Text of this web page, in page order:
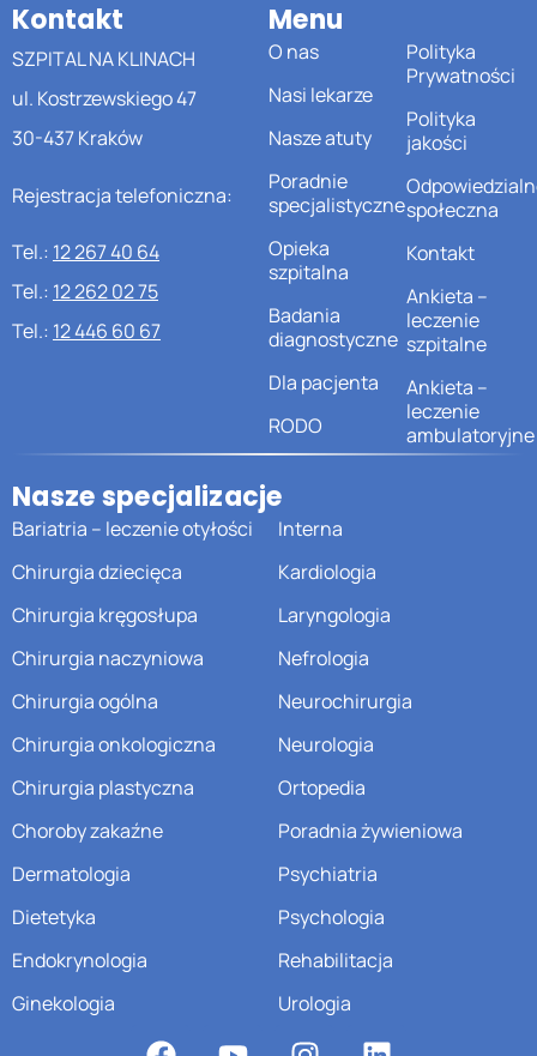
Kontakt
SZPITAL NA KLINACH
ul. Kostrzewskiego 47
30-437 Kraków
Rejestracja telefoniczna:
Tel.: 12 267 40 64
Tel.: 12 262 02 75
Tel.: 12 446 60 67
Menu
O nas
Nasi lekarze
Nasze atuty
Poradnie
specjalistyczne
Opieka
szpitalna
Badania
diagnostyczne
Dla pacjenta
RODO
Polityka
Prywatności
Polityka
jakości
społeczna
Kontakt
Ankieta –
leczenie
szpitalne
Ankieta –
leczenie
ambulatoryjne
Nasze specjalizacje
Bariatria – leczenie otyłości
Chirurgia dziecięca
Chirurgia kręgosłupa
Chirurgia naczyniowa
Chirurgia ogólna
Chirurgia onkologiczna
Chirurgia plastyczna
Choroby zakaźne
Dermatologia
Dietetyka
Endokrynologia
Ginekologia
Interna
Kardiologia
Laryngologia
Nefrologia
Neurochirurgia
Neurologia
Ortopedia
Poradnia żywieniowa
Psychiatria
Psychologia
Rehabilitacja
Urologia